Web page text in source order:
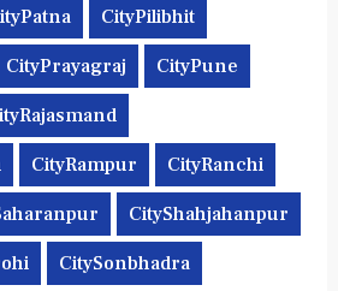
CityPilibhit
CityPrayagraj CityPune
CityRampur CityRanchi
CityShahjahanpur
CitySonbhadra